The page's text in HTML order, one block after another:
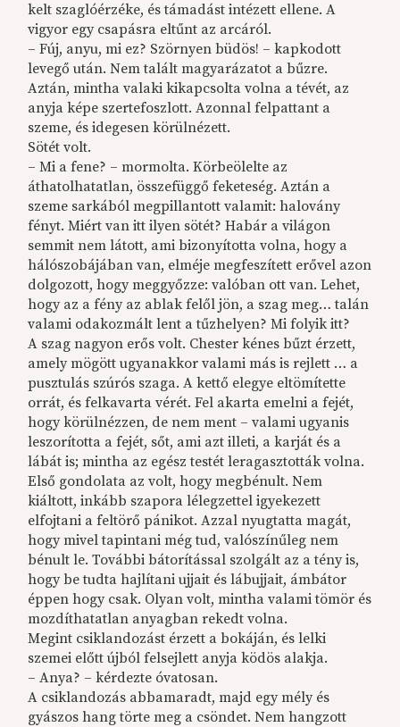
kelt szaglóérzéke, és támadást intézett ellene. A
vigyor egy csapásra eltűnt az arcáról.
– Fúj, anyu, mi ez? Szörnyen büdös! – kapkodott
levegő után. Nem talált magyarázatot a bűzre.
Aztán, mintha valaki kikapcsolta volna a tévét, az
anyja képe szertefoszlott. Azonnal felpattant a
szeme, és idegesen körülnézett.
Sötét volt.
– Mi a fene? – mormolta. Körbeölelte az
áthatolhatatlan, összefüggő feketeség. Aztán a
szeme sarkából megpillantott valamit: halovány
fényt. Miért van itt ilyen sötét? Habár a világon
semmit nem látott, ami bizonyította volna, hogy a
hálószobájában van, elméje megfeszített erővel azon
dolgozott, hogy meggyőzze: valóban ott van. Lehet,
hogy az a fény az ablak felől jön, a szag meg… talán
valami odakozmált lent a tűzhelyen? Mi folyik itt?
A szag nagyon erős volt. Chester kénes bűzt érzett,
amely mögött ugyanakkor valami más is rejlett … a
pusztulás szúrós szaga. A kettő elegye eltömítette
orrát, és felkavarta vérét. Fel akarta emelni a fejét,
hogy körülnézzen, de nem ment – valami ugyanis
leszorította a fejét, sőt, ami azt illeti, a karját és a
lábát is; mintha az egész testét leragasztották volna.
Első gondolata az volt, hogy megbénult. Nem
kiáltott, inkább szapora lélegzettel igyekezett
elfojtani a feltörő pánikot. Azzal nyugtatta magát,
hogy mivel tapintani még tud, valószínűleg nem
bénult le. További bátorítással szolgált az a tény is,
hogy be tudta hajlítani ujjait és lábujjait, ámbátor
éppen hogy csak. Olyan volt, mintha valami tömör és
mozdíthatatlan anyagban rekedt volna.
Megint csiklandozást érzett a bokáján, és lelki
szemei előtt újból felsejlett anyja ködös alakja.
– Anya? – kérdezte óvatosan.
A csiklandozás abbamaradt, majd egy mély és
gyászos hang törte meg a csöndet. Nem hangzott